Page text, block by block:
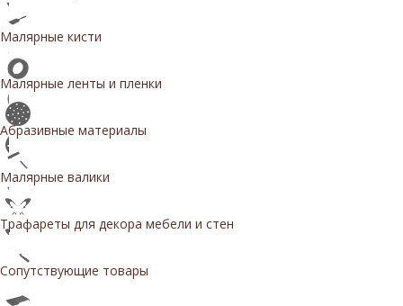
Малярные кисти
Малярные ленты и пленки
Абразивные материалы
Малярные валики
Трафареты для декора мебели и стен
Сопутствующие товары